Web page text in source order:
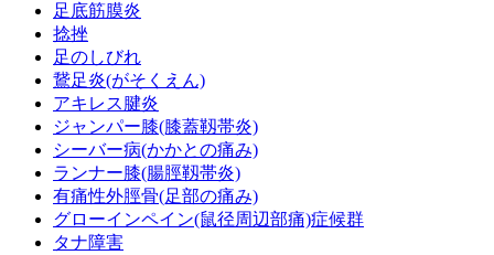
足底筋膜炎
捻挫
足のしびれ
鵞足炎(がそくえん)
アキレス腱炎
ジャンパー膝(膝蓋靱帯炎)
シーバー病(かかとの痛み)
ランナー膝(腸脛靱帯炎)
有痛性外脛骨(足部の痛み)
グローインペイン(鼠径周辺部痛)症候群
タナ障害